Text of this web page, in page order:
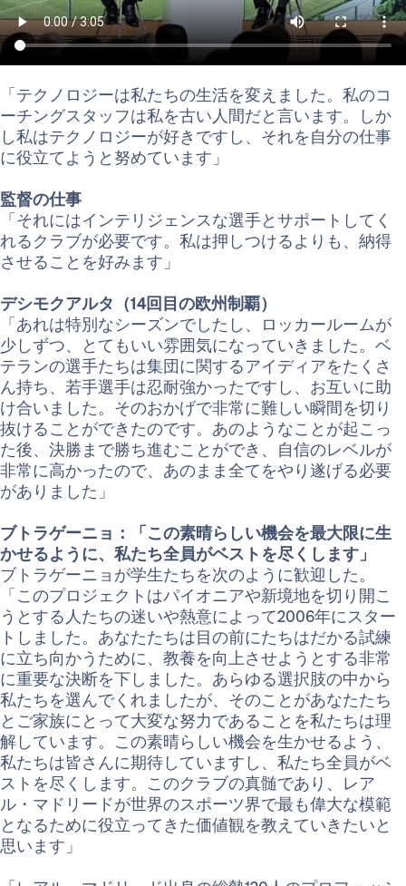
「テクノロジーは私たちの生活を変えました。私のコ
ーチングスタッフは私を古い人間だと言います。しか
し私はテクノロジーが好きですし、それを自分の仕事
に役立てようと努めています」
監督の仕事
「それにはインテリジェンスな選手とサポートしてく
れるクラブが必要です。私は押しつけるよりも、納得
させることを好みます」
デシモクアルタ（14回目の欧州制覇）
「あれは特別なシーズンでしたし、ロッカールームが
少しずつ、とてもいい雰囲気になっていきました。ベ
テランの選手たちは集団に関するアイディアをたくさ
ん持ち、若手選手は忍耐強かったですし、お互いに助
け合いました。そのおかげで非常に難しい瞬間を切り
抜けることができたのです。あのようなことが起こっ
た後、決勝まで勝ち進むことができ、自信のレベルが
非常に高かったので、あのまま全てをやり遂げる必要
がありました」
ブトラゲーニョ：「この素晴らしい機会を最大限に生
かせるように、私たち全員がベストを尽くします」
ブトラゲーニョが学生たちを次のように歓迎した。
「このプロジェクトはパイオニアや新境地を切り開こ
うとする人たちの迷いや熱意によって2006年にスター
トしました。あなたたちは目の前にたちはだかる試練
に立ち向かうために、教養を向上させようとする非常
に重要な決断を下しました。あらゆる選択肢の中から
私たちを選んでくれましたが、そのことがあなたたち
とご家族にとって大変な努力であることを私たちは理
解しています。この素晴らしい機会を生かせるよう、
私たちは皆さんに期待していますし、私たち全員がベ
ストを尽くします。このクラブの真髄であり、レア
ル・マドリードが世界のスポーツ界で最も偉大な模範
となるために役立ってきた価値観を教えていきたいと
思います」